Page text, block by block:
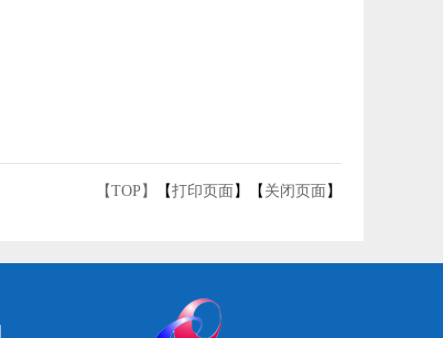
【TOP】 【打印页面 】【 关闭页面 】